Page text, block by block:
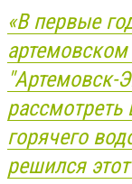
«В первые
"Артемовск-
рассмотреть
горячего
решился